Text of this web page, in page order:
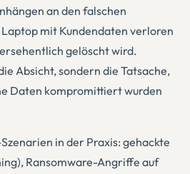
an den falschen
mit Kundendaten verloren
gelöscht wird.
Absicht, sondern die Tatsache,
Daten kompromittiert wurden
in der Praxis: gehackte
Ransomware-Angriffe auf